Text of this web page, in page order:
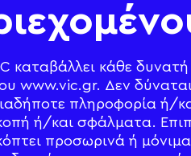
καταβάλλει κάθε
www.vic.gr. Δεν
πληροφορία ή/
ή/και σφάλματα.
προσωρινά ή